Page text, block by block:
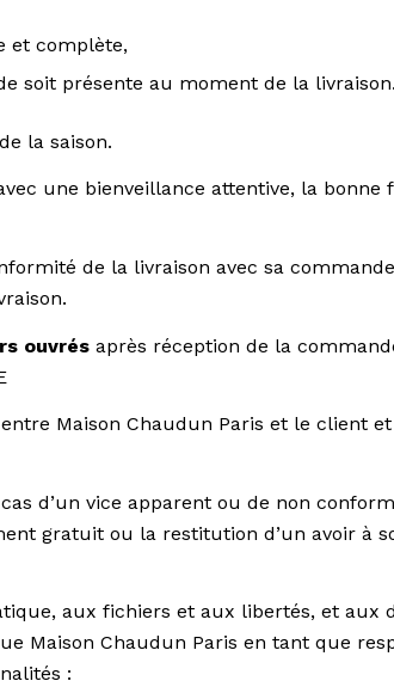
et complète,
soit présente au moment de la livraison.
la saison.
une bienveillance attentive, la
de la livraison avec sa
ouvrés après réception de la
Maison Chaudun Paris et le client
d’un vice apparent ou de non
gratuit ou la restitution d’un avoir à
aux fichiers et aux libertés, et
Maison Chaudun Paris en tant que
: